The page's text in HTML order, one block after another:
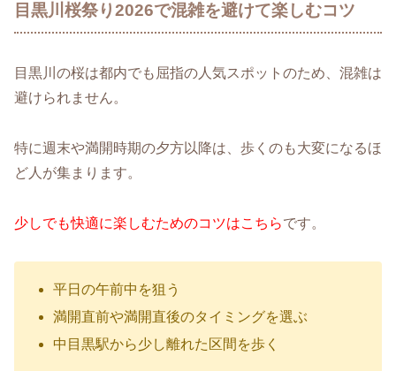
目黒川桜祭り2026で混雑を避けて楽しむコツ
目黒川の桜は都内でも屈指の人気スポットのため、混雑は
避けられません。
特に週末や満開時期の夕方以降は、歩くのも大変になるほ
ど人が集まります。
少しでも快適に楽しむためのコツはこちらです。
平日の午前中を狙う
満開直前や満開直後のタイミングを選ぶ
中目黒駅から少し離れた区間を歩く